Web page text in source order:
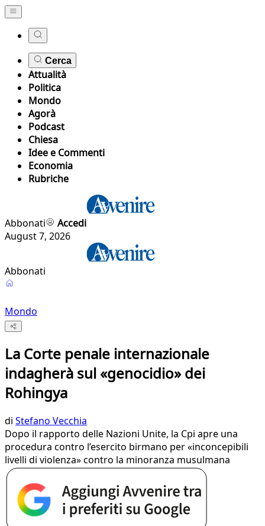
Cerca
Attualità
Politica
Mondo
Agorà
Podcast
Chiesa
Idee e Commenti
Economia
Rubriche
Abbonati
Accedi
August 7, 2026
Abbonati
Mondo
La Corte penale internazionale
indagherà sul «genocidio» dei
Rohingya
di Stefano Vecchia
Dopo il rapporto delle Nazioni Unite, la Cpi apre una
procedura contro l’esercito birmano per «inconcepibili
livelli di violenza» contro la minoranza musulmana